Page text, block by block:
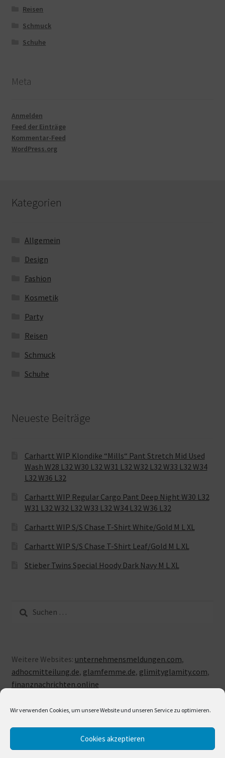
Wir verwenden Cookies, um unsere Website und unseren Service zu optimieren.
Cookies akzeptieren
Reisen
Schmuck
Schuhe
Meta
Anmelden
Feed der Einträge
Kommentar-Feed
WordPress.org
Kategorien
Allgemein
Design
Fashion
Kosmetik
Party
Reisen
Schmuck
Schuhe
Neueste Beiträge
Carhartt WIP Klondike “Mills“ Pant Stretch Mid Used
Wash W28 L32 W30 L32 W31 L32 W32 L32 W33 L32 W34
L32 W36 L32
Carhartt WIP Regular Cargo Pant Deep Night W30 L32
W31 L32 W32 L32 W33 L32 W34 L32 W36 L32
Carhartt WIP S/S Chase T-Shirt White/Gold M L XL
Carhartt WIP S/S Chase T-Shirt Leaf/Gold M L XL
Stieber Twins Special Hoody Dark Navy M L XL
nach:
Weitere Websites: unternehmensmeldungen.com,
adhocmitteilung.de, glamfemme.de, glimityglamity.com,
finanznachrichten.online
© LUXUSLOVE 2026